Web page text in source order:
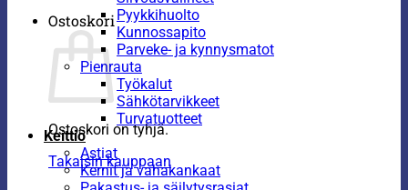
Ostoskori
Ostoskori on tyhjä.
Takaisin kauppaan
Pyykkihuolto
Kunnossapito
Parveke- ja kynnysmatot
Pienrauta
Työkalut
Sähkötarvikkeet
Turvatuotteet
Keittiö
Astiat
Kernit ja vahakankaat